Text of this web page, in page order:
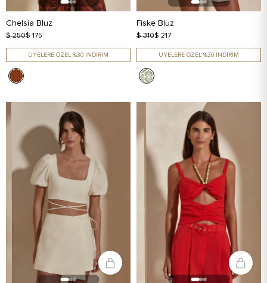
Chelsia Bluz
$ 250$ 175
ÜYELERE ÖZEL %30 İNDİRİM
Fiske Bluz
$ 310$ 217
ÜYELERE ÖZEL %30 İNDİRİM